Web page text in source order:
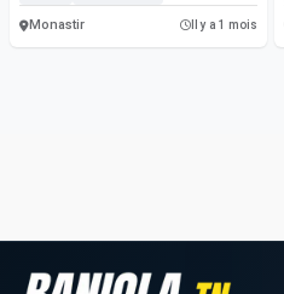
Monastir Il y a 1 mois